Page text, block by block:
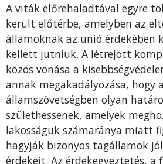
A viták előrehaladtával egyre
került előtérbe, amelyben az
államoknak az unió érdekében
kellett jutniuk. A létrejött
közös vonása a
annak megakadályozása, hogy
államszövetségben olyan
születhessenek, amelyek
lakosságuk számaránya miatt
hagyják bizonyos tagállamok
érdekeit. Az érdekegyeztetés, a